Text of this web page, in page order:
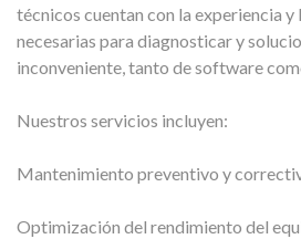
técnicos cuentan con la experiencia
necesarias para diagnosticar y
inconveniente, tanto de software
Nuestros servicios incluyen:
Mantenimiento preventivo y
Optimización del rendimiento del